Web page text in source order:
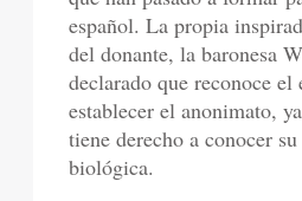
español. La propia
del donante, la baronesa
declarado que reconoce
establecer el anonimato,
tiene derecho a conocer
biológica.